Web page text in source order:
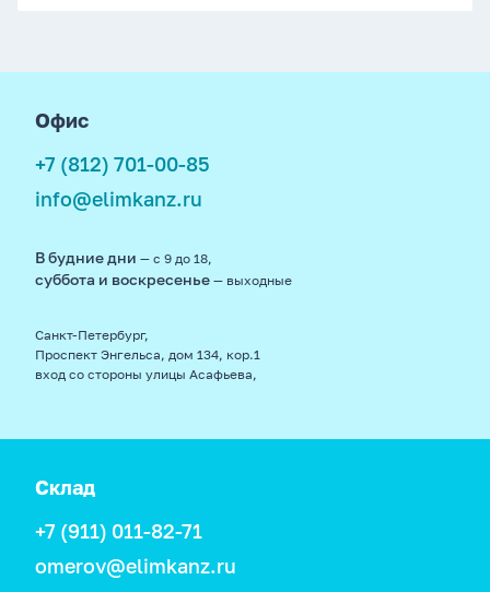
Офис
+7 (812) 701-00-85
info@elimkanz.ru
В будние дни — с 9 до 18,
суббота и воскресенье — выходные
Санкт-Петербург,
Проспект Энгельса, дом 134, кор.1
вход со стороны улицы Асафьева,
Склад
+7 (911) 011-82-71
omerov@elimkanz.ru